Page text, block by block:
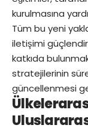
kurulmasına
Tüm bu yeni
iletişimi
katkıda
stratejilerinin
güncellenmesi